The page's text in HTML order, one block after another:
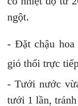
ngột.
- Đặt chậu hoa
gió thổi trực
- Tưới nước
tưới 1 lần,